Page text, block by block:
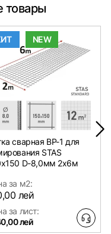
товары
NEW
сварная ВР-1 для
STAS
D-8,0мм 2х6м
за м2:
лей
за лист:
лей